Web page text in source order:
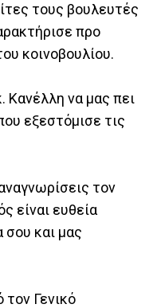
τους βουλευτές
προ
κοινοβουλίου.
Κανέλλη να μας πει
εξεστόμισε τις
τον
είναι ευθεία
σου και μας
Γενικό